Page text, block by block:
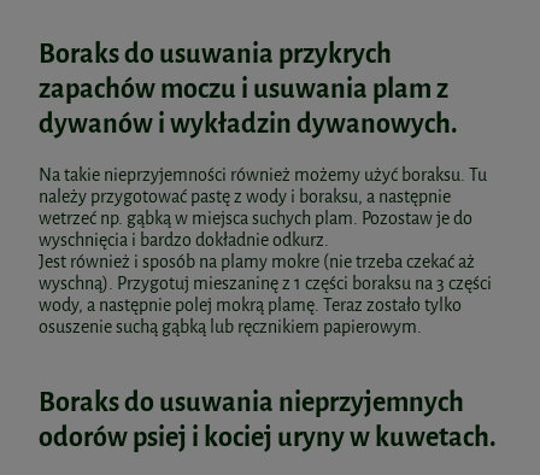
Boraks do usuwania przykrych
zapachów moczu i usuwania plam z
dywanów i wykładzin dywanowych.
Na takie nieprzyjemności również możemy użyć boraksu. Tu
należy przygotować pastę z wody i boraksu, a następnie
wetrzeć np. gąbką w miejsca suchych plam. Pozostaw je do
wyschnięcia i bardzo dokładnie odkurz.
Jest również i sposób na plamy mokre (nie trzeba czekać aż
wyschną). Przygotuj mieszaninę z 1 części boraksu na 3 części
wody, a następnie polej mokrą plamę. Teraz zostało tylko
osuszenie suchą gąbką lub ręcznikiem papierowym.
Boraks do usuwania nieprzyjemnych
odorów psiej i kociej uryny w kuwetach.